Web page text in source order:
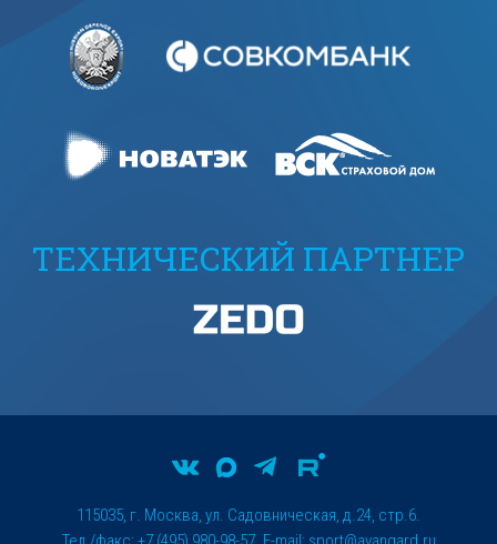
ТЕХНИЧЕСКИЙ ПАРТНЕР
115035, г. Москва, ул. Садовническая, д.24, стр.6.